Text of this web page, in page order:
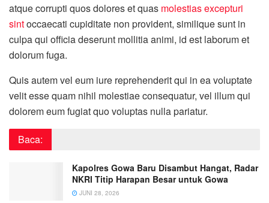
atque corrupti quos dolores et quas molestias excepturi
sintoccaecati cupiditate non provident, similique sunt in
culpa qui officia deserunt mollitia animi, id est laborum et
dolorum fuga.
Quis autem vel eum iure reprehenderit qui in ea voluptate
velit esse quam nihil molestiae consequatur, vel illum qui
dolorem eum fugiat quo voluptas nulla pariatur.
Baca:
Kapolres Gowa Baru Disambut Hangat, Radar
NKRI Titip Harapan Besar untuk Gowa
JUNI 28, 2026